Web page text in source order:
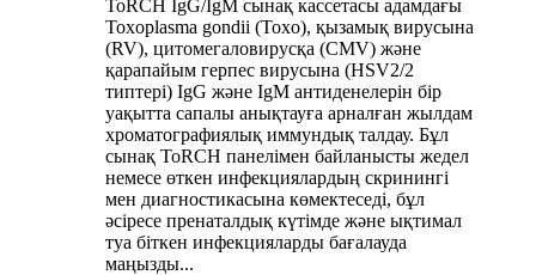
ToRCH IgG/IgM сынақ кассетасы адамдағы
Toxoplasma gondii (Toxo), қызамық вирусына
(RV), цитомегаловирусқа (CMV) және
қарапайым герпес вирусына (HSV2/2
типтері) IgG және IgM антиденелерін бір
уақытта сапалы анықтауға арналған жылдам
хроматографиялық иммундық талдау. Бұл
сынақ ToRCH панелімен байланысты жедел
немесе өткен инфекциялардың скринингі
мен диагностикасына көмектеседі, бұл
әсіресе пренаталдық күтімде және ықтимал
туа біткен инфекцияларды бағалауда
маңызды...